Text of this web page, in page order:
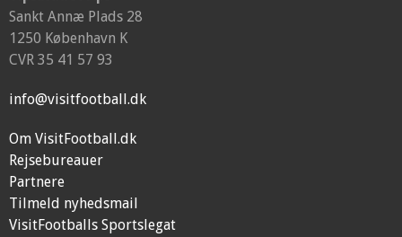
Sankt Annæ Plads 28
1250 København K
CVR 35 41 57 93
info@visitfootball.dk
Om VisitFootball.dk
Rejsebureauer
Partnere
Tilmeld nyhedsmail
VisitFootballs Sportslegat